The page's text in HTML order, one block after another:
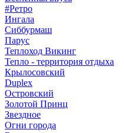
#Ретро
Ингала
Сиббурмаш
Парус
Теплоход Викинг
Тепло - территория отдыха
Крылосовский
Duplex
Островский
Золотой Принц
Звездное
Огни города